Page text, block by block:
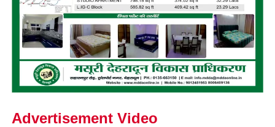
Advertisement Video